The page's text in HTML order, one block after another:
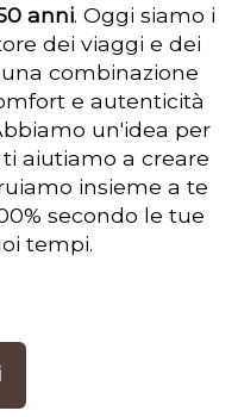
anni. Oggi siamo i
dei viaggi e dei
combinazione
e autenticità
un'idea per
aiutiamo a creare
insieme a te
secondo le tue
tempi.